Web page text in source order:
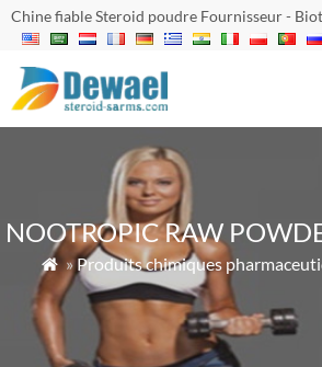
Chine fiable Steroid poudre Fournisseur -
NOOTROPIC RAW
 »Produits chimiques